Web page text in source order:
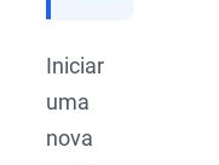
Iniciar
uma
nova